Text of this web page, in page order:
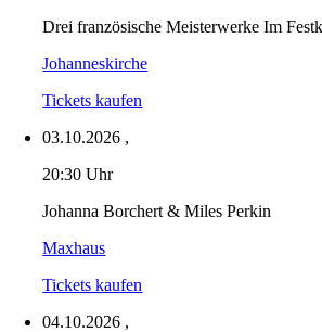
Drei französische Meisterwerke Im
Johanneskirche
Tickets kaufen
03.10.2026 ,
20:30 Uhr
Johanna Borchert & Miles Perkin
Maxhaus
Tickets kaufen
04.10.2026 ,